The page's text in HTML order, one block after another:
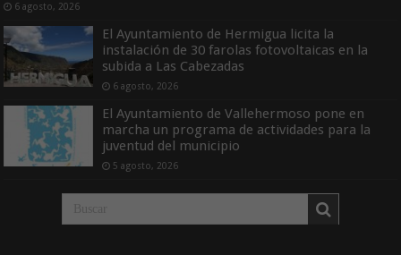
6 agosto, 2026
El Ayuntamiento de Hermigua licita la
instalación de 30 farolas fotovoltaicas en la
subida a Las Cabezadas
6 agosto, 2026
El Ayuntamiento de Vallehermoso pone en
marcha un programa de actividades para la
juventud del municipio
5 agosto, 2026